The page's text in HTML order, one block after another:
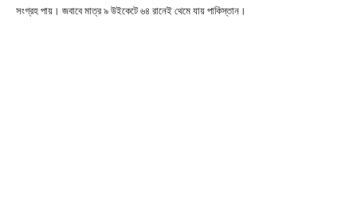
সংগ্রহ পায়। জবাবে মাত্র ৯ উইকেটে ৬৪ রানেই থেমে যায় পাকিস্তান।